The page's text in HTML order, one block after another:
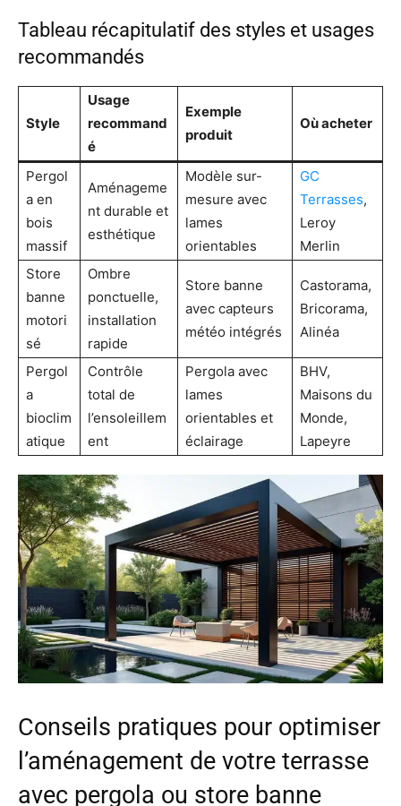
Tableau récapitulatif des styles et usages
recommandés
Style
Usage
recommand
é
Exemple
produit
Où acheter
Pergol
a en
bois
massif
Aménageme
nt durable et
esthétique
Modèle sur-
mesure avec
lames
orientables
GC
Terrasses,
Leroy
Merlin
Store
banne
motori
sé
Ombre
ponctuelle,
installation
rapide
Store banne
avec capteurs
météo intégrés
Castorama,
Bricorama,
Alinéa
Pergol
a
bioclim
atique
Contrôle
total de
l’ensoleillem
ent
Pergola avec
lames
orientables et
éclairage
BHV,
Maisons du
Monde,
Lapeyre
Conseils pratiques pour optimiser
l’aménagement de votre terrasse
avec pergola ou store banne